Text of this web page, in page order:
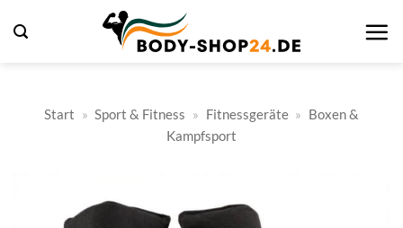
Inhalt
Start » Sport & Fitness » Fitnessgeräte » Boxen &
Kampfsport